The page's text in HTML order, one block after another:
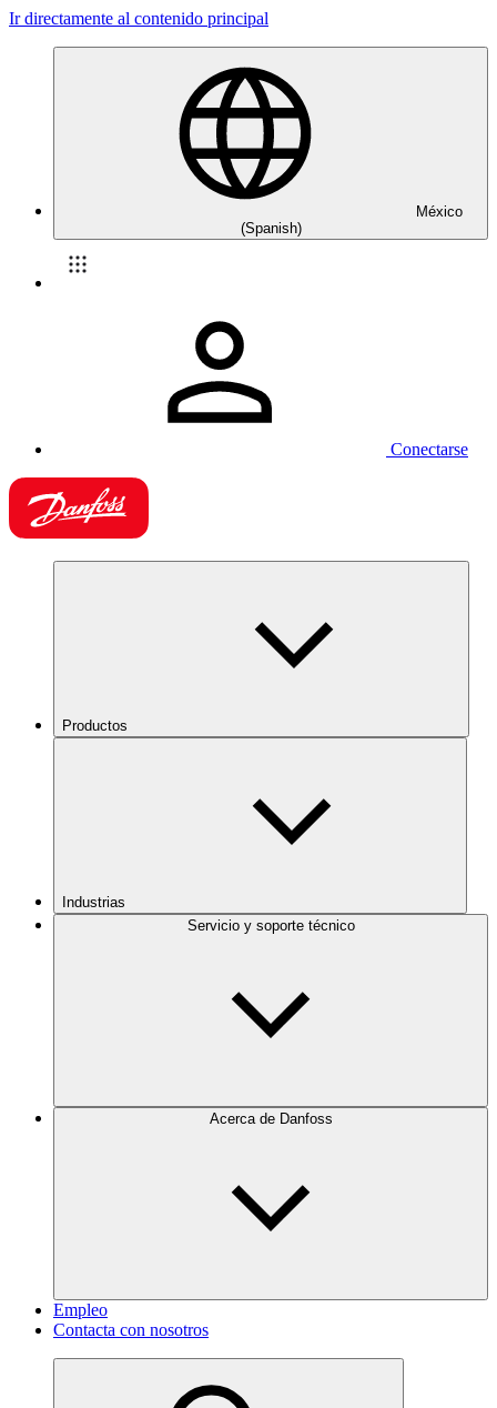
Ir directamente al contenido principal
México
(Spanish)
Conectarse
Productos
Industrias
Servicio y soporte técnico
Acerca de Danfoss
Empleo
Contacta con nosotros